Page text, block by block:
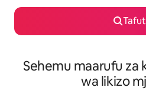
Sehemu maarufu za
wa likizo